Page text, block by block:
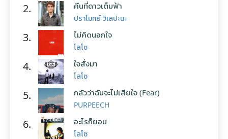
2. คืนที่ดาวเต็มฟ้า
ปราโมทย์ วิเลปะนะ
3. ไม่คิดนอกใจ
โลโซ
4. ใจสั่งมา
โลโซ
5. กลัวว่าฉันจะไม่เสียใจ (Fear)
PURPEECH
6. อะไรก็ยอม
โลโซ